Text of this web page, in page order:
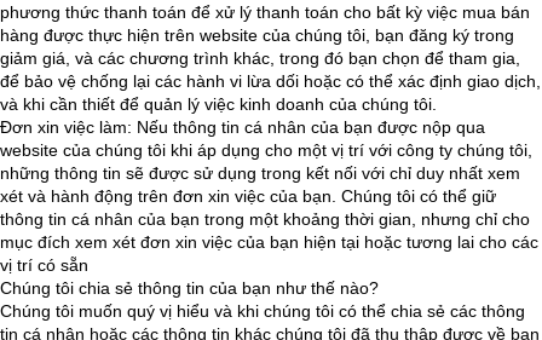
phương thức thanh toán để xử lý thanh toán cho bất kỳ việc mua bán
hàng được thực hiện trên website của chúng tôi, bạn đăng ký trong
giảm giá, và các chương trình khác, trong đó bạn chọn để tham gia,
để bảo vệ chống lại các hành vi lừa dối hoặc có thể xác định giao dịch,
và khi cần thiết để quản lý việc kinh doanh của chúng tôi.
Đơn xin việc làm: Nếu thông tin cá nhân của bạn được nộp qua
website của chúng tôi khi áp dụng cho một vị trí với công ty chúng tôi,
những thông tin sẽ được sử dụng trong kết nối với chỉ duy nhất xem
xét và hành động trên đơn xin việc của bạn. Chúng tôi có thể giữ
thông tin cá nhân của bạn trong một khoảng thời gian, nhưng chỉ cho
mục đích xem xét đơn xin việc của bạn hiện tại hoặc tương lai cho các
vị trí có sẵn
Chúng tôi chia sẻ thông tin của bạn như thế nào?
Chúng tôi muốn quý vị hiểu và khi chúng tôi có thể chia sẻ các thông
tin cá nhân hoặc các thông tin khác chúng tôi đã thu thập được về bạn